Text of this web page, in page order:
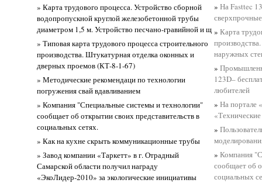
» Карта трудового процесса. Устройство сборной
водопропускной круглой железобетонной трубы
диаметром 1,5 м. Устройство песчано-гравийной и щ
» Типовая карта трудового процесса строительного
производства. Штукатурная отделка оконных и
дверных проемов (КТ-8-1-67)
» Методические рекомендаци по технологии
погружения свай вдавливанием
» Компания "Специальные системы и технологии"
сообщает об открытии своих представительств в
социальных сетях.
» Как на кухне скрыть коммуникационные трубы
» Завод компании «Таркетт» в г. Отрадный
Самарской области получил награду
«ЭкоЛидер-2010» за экологические инициативы
»На Fasttec
»Карта
наружных
»
123D–
любителей
»На портале
»
»Компания
сообщает об
социальных